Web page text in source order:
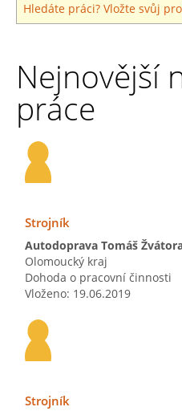
Hledáte práci? Vložte svůj
Nejnovější
práce
Strojník
Autodoprava Tomáš
Olomoucký kraj
Dohoda o pracovní činnosti
Vloženo: 19.06.2019
Strojník